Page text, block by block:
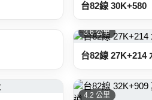
台82線 30K+580
3.6 公里
台82線 27K+214
4.2 公里